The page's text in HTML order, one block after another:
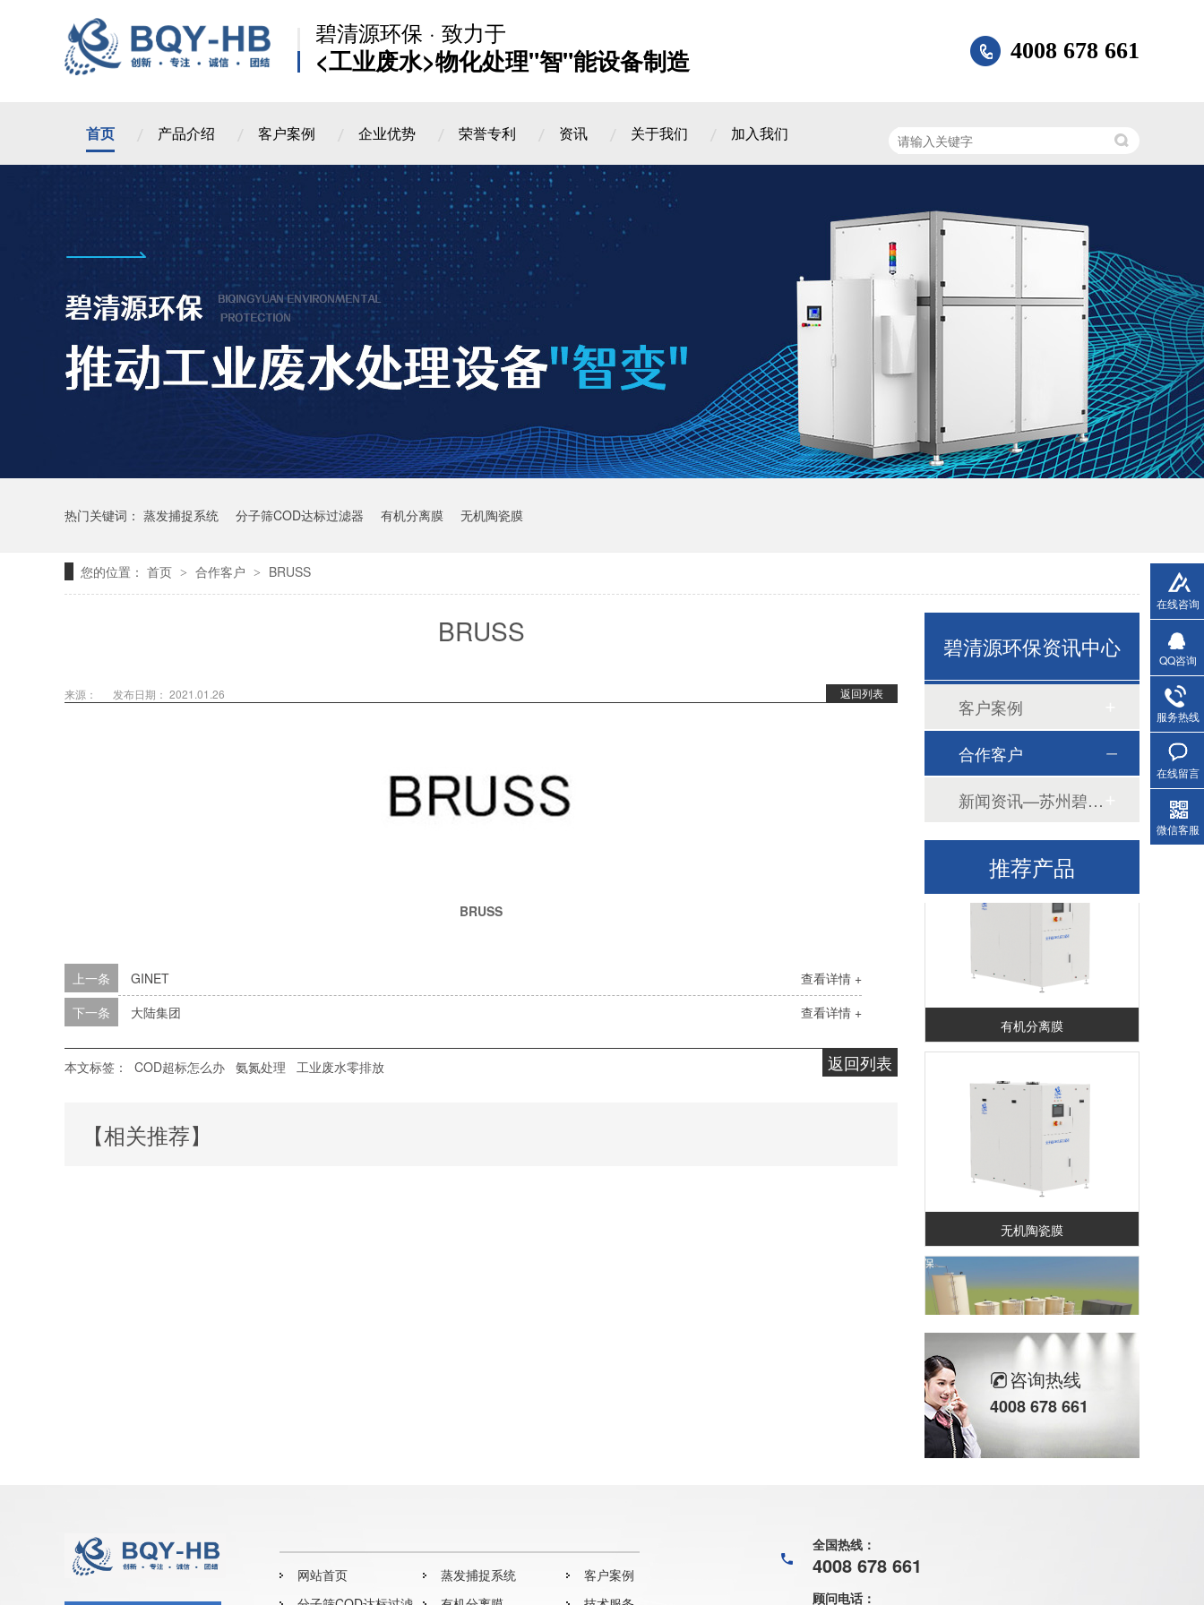
碧清源环保 · 致力于
<工业废水>物化处理"智"能设备制造 4008 678 661
首页 产品介绍 客户案例 企业优势 荣誉专利 资讯 关于我们 加入我们
热门关键词： 蒸发捕捉系统 分子筛COD达标过滤器 有机分离膜 无机陶瓷膜
您的位置： 首页 > 合作客户 > BRUSS
BRUSS
返回列表
来源： 发布日期： 2021.01.26
BRUSS
查看详情 +
上一条
GINET
查看详情 +
下一条 大陆集团
返回列表
本文标签： COD超标怎么办 氨氮处理 工业废水零排放
【相关推荐】
碧清源环保资讯中心
客户案例
合作客户
新闻资讯—苏州碧清源环保技术有限公司
推荐产品
蒸发捕捉系统
分子筛COD达标过滤器
有机分离膜
无机陶瓷膜
蒸发捕捉系统
咨询热线
4008 678 661
网站首页 蒸发捕捉系统
客户案例
全国热线：
4008 678 661
顾问电话：
在线咨询
QQ咨询
服务热线
在线留言
微信客服